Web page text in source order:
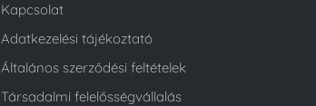
Kapcsolat
Adatkezelési tájékoztató
Általános szerződési feltételek
Társadalmi felelősségvállalás